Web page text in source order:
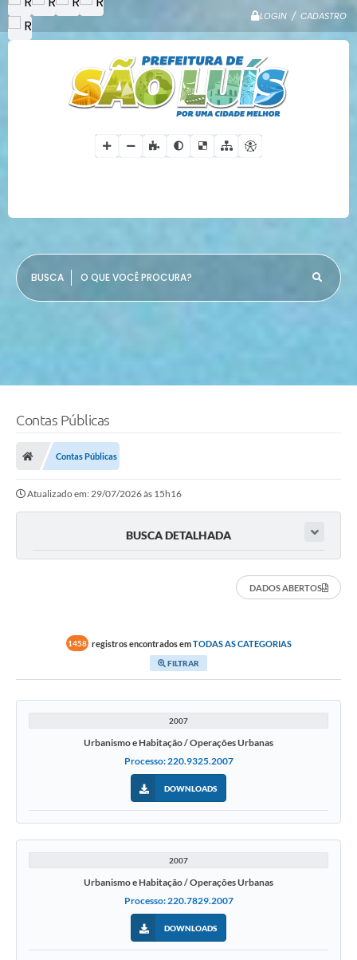
LOGIN / CADASTRO
O QUE VOCÊ PROCURA?
Contas Públicas
Contas Públicas
Atualizado em: 29/07/2026 às 15h16
BUSCA DETALHADA
DADOS ABERTOS
1458 registros encontrados emTODAS AS CATEGORIAS
FILTRAR
2007
Urbanismo e Habitação / Operações Urbanas
Processo: 220.9325.2007
DOWNLOADS
2007
Urbanismo e Habitação / Operações Urbanas
Processo: 220.7829.2007
DOWNLOADS